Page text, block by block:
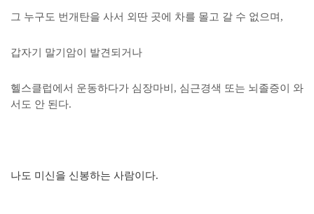
그 누구도 번개탄을 사서 외딴 곳에 차를 몰고 갈 수 없으며,
갑자기 말기암이 발견되거나
헬스클럽에서 운동하다가 심장마비, 심근경색 또는 뇌졸증이 와
서도 안 된다.
나도 미신을 신봉하는 사람이다.